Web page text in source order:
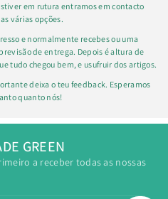
em rutura entramos em contacto
várias opções.
e normalmente recebes ou uma
de entrega. Depois é altura de
tudo chegou bem, e usufruir dos artigos.
deixa o teu feedback. Esperamos
quanto nós!
GREEN
a receber todas as nossas